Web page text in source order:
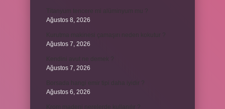
Ağustos 8, 2026
Ağustos 7, 2026
Ağustos 7, 2026
Ağustos 6, 2026